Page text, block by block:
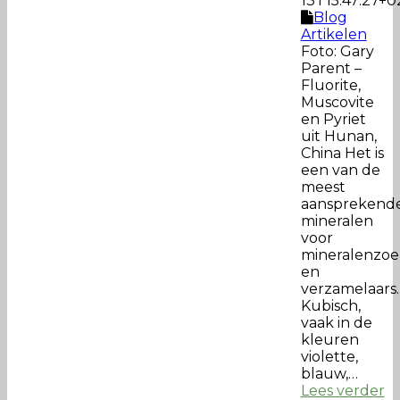
Blog
Artikelen
Foto: Gary
Parent –
Fluorite,
Muscovite
en Pyriet
uit Hunan,
China Het is
een van de
meest
mineralen
voor
en
Kubisch,
vaak in de
kleuren
violette,
blauw,…
Lees verder